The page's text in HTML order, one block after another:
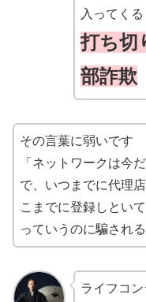
入ってくる
打ち切
部詐欺
その言葉に弱いです
「ネットワークは今
で、いつまでに代理
こまでに登録しといて
っていうのに騙される
ライフコ